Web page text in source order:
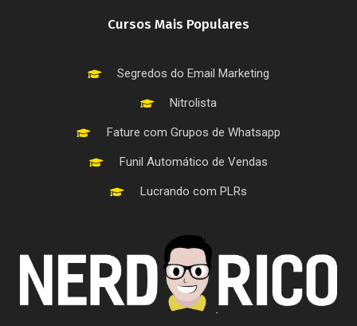
Cursos Mais Populares
Segredos do Email Marketing
Nitrolista
Fature com Grupos de Whatsapp
Funil Automático de Vendas
Lucrando com PLRs